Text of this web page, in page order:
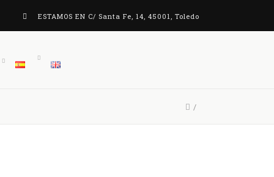
ESTAMOS EN C/ Santa Fe, 14, 45001, Toledo
/